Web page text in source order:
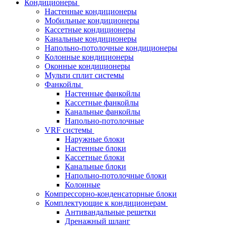
Кондиционеры
Настенные кондиционеры
Мобильные кондиционеры
Кассетные кондиционеры
Канальные кондиционеры
Напольно-потолочные кондиционеры
Колонные кондиционеры
Оконные кондиционеры
Мульти сплит системы
Фанкойлы
Настенные фанкойлы
Кассетные фанкойлы
Канальные фанкойлы
Напольно-потолочные
VRF системы
Наружные блоки
Настенные блоки
Кассетные блоки
Канальные блоки
Напольно-потолочные блоки
Колонные
Компрессорно-конденсаторные блоки
Комплектующие к кондиционерам
Антивандальные решетки
Дренажный шланг